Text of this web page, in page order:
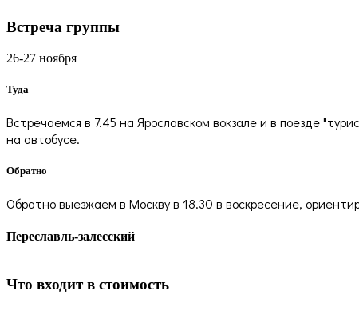
Встреча группы
26-27 ноября
Туда
Встречаемся в 7.45 на Ярославском вокзале и в поезде
на автобусе.
Обратно
Обратно выезжаем в Москву в 18.30 в воскресение,
Переславль-залесский
Что входит в стоимость